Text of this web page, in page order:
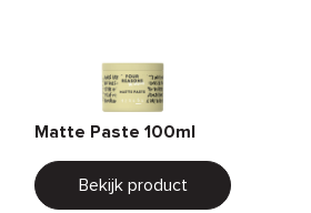
Matte Paste 100ml
Bekijk product